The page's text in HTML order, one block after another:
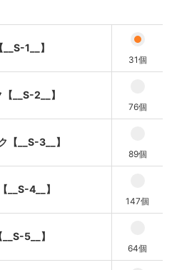
アップルグリーン【__S-7__】
キャンディーブルー【__S-9__】
キャンディーパープル【__S-
11__】
レッド【__S-12__】
1__】
31個
__S-2__】
76個
【__S-3__】
89個
__S-4__】
147個
5__】
64個